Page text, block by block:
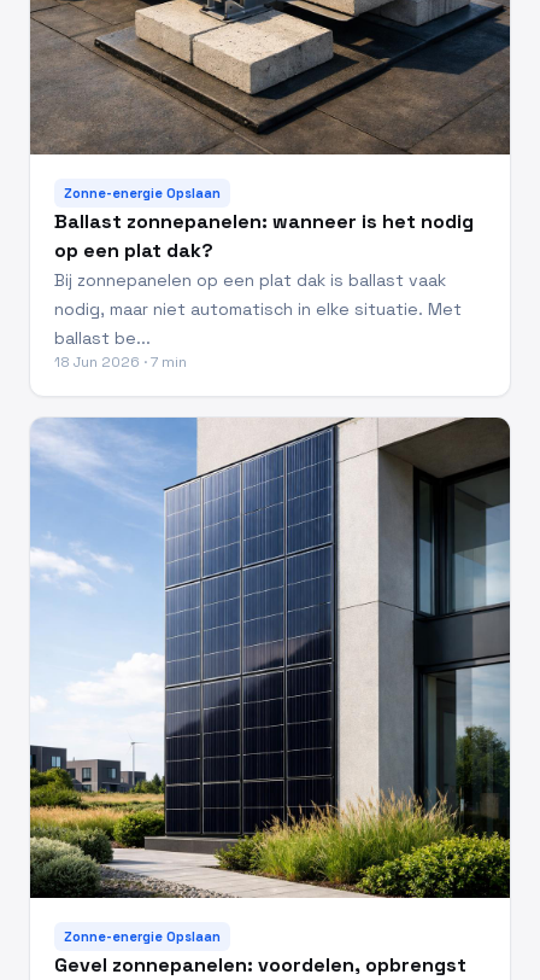
Zonne-energie Opslaan
Ballast zonnepanelen: wanneer is het nodig
op een plat dak?
Bij zonnepanelen op een plat dak is ballast vaak
nodig, maar niet automatisch in elke situatie. Met
ballast be...
18 Jun 2026 · 7 min
Zonne-energie Opslaan
Gevel zonnepanelen: voordelen, opbrengst